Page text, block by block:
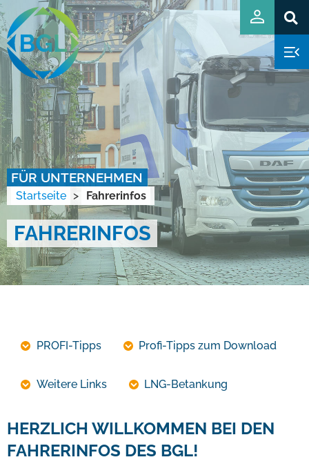
FÜR UNTERNEHMEN
Startseite > Fahrerinfos
FAHRERINFOS
PROFI-Tipps Profi-Tipps zum Download
Weitere Links LNG-Betankung
HERZLICH WILLKOMMEN BEI DEN
FAHRERINFOS DES BGL!